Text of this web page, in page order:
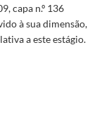
capa n.º 136
à sua dimensão,
a este estágio.